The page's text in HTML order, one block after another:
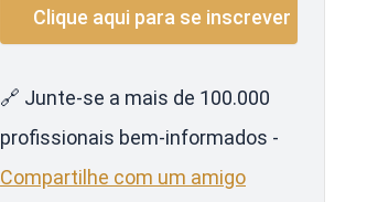
🔗 Junte-se a mais de 100.000
profissionais bem-informados -
Compartilhe com um amigo